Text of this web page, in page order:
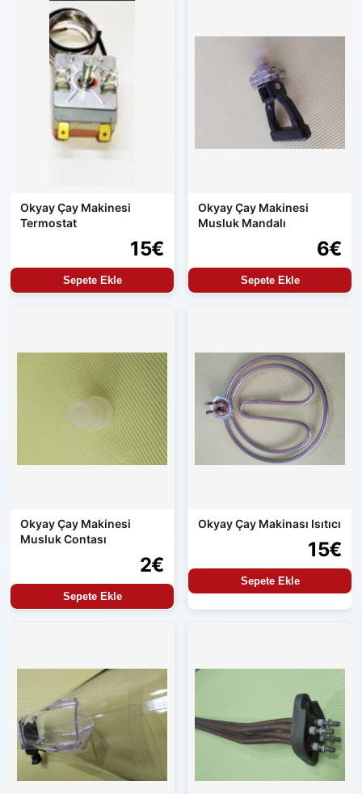
Okyay Çay Makinesi
Termostat
15€
Sepete Ekle
Okyay Çay Makinesi
Musluk Mandalı
6€
Sepete Ekle
Okyay Çay Makinesi
Musluk Contası
2€
Sepete Ekle
Okyay Çay Makinası Isıtıcı
15€
Sepete Ekle